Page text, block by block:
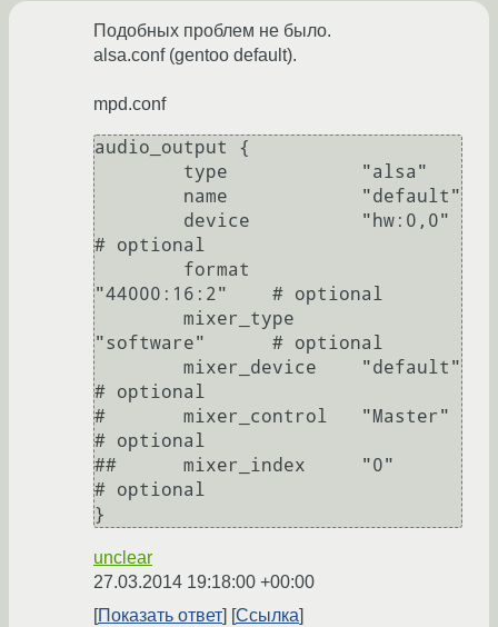
Подобных проблем не было.
alsa.conf (gentoo default).
mpd.conf
audio_output {
# optional
"44000:16:2"	# optional
"software"	# optional
# optional
#	mixer_control	"Master"
# optional
##	mixer_index	"0"
# optional
}
unclear
27.03.2014 19:18:00 +00:00
Показать ответ
Ссылка